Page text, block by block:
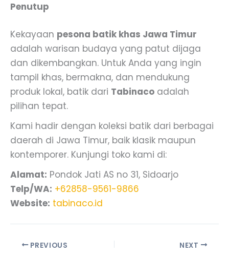
Penutup
Kekayaan pesona batik khas Jawa Timur
adalah warisan budaya yang patut dijaga
dan dikembangkan. Untuk Anda yang ingin
tampil khas, bermakna, dan mendukung
produk lokal, batik dari Tabinaco adalah
pilihan tepat.
Kami hadir dengan koleksi batik dari berbagai
daerah di Jawa Timur, baik klasik maupun
kontemporer. Kunjungi toko kami di:
Alamat: Pondok Jati AS no 31, Sidoarjo
Telp/WA: +62858-9561-9866
Website: tabinaco.id
PREVIOUS NEXT